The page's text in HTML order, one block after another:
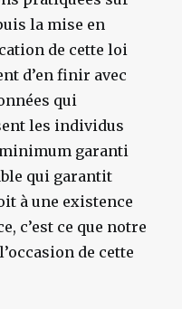
la mise en
de cette loi
d’en finir avec
qui
les individus
garanti
qui garantit
à une existence
c’est ce que notre
de cette